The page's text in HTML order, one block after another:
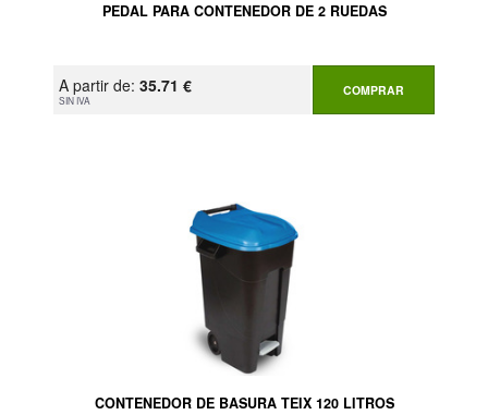
PEDAL PARA CONTENEDOR DE 2 RUEDAS
A partir de: 35.71 €
SIN IVA
COMPRAR
CONTENEDOR DE BASURA TEIX 120 LITROS